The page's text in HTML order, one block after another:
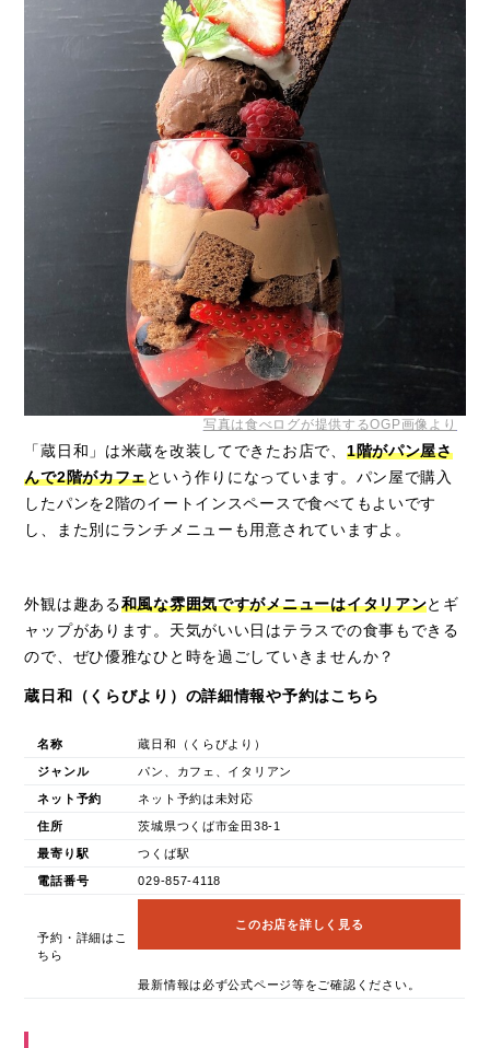
写真は食べログが提供するOGP画像より
「蔵日和」は米蔵を改装してできたお店で、 1階がパン屋さ
んで2階がカフェという作りになっています。パン屋で購入
したパンを2階のイートインスペースで食べてもよいです
し、また別にランチメニューも用意されていますよ。
外観は趣ある和風な雰囲気ですがメニューはイタリアンとギ
ャップがあります。天気がいい日はテラスでの食事もできる
ので、ぜひ優雅なひと時を過ごしていきませんか？
蔵日和（くらびより）の詳細情報や予約はこちら
名称 蔵日和（くらびより）
ジャンル パン、カフェ、イタリアン
ネット予約 ネット予約は未対応
住所 茨城県つくば市金田38-1
最寄り駅 つくば駅
電話番号 029-857-4118
予約・詳細はこ
ちら
このお店を詳しく見る
最新情報は必ず公式ページ等をご確認ください。